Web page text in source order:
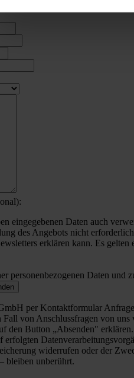
Toyota-Modelle und
eingegebenen Daten auch
des Angebots nicht
erklären kann. Es
personenbezogenen Daten und
per Kontaktformular
von Anschlussfragen von
den Button „Absenden" erklären.
erfolgten
widerrufen oder der
bleiben unberührt.